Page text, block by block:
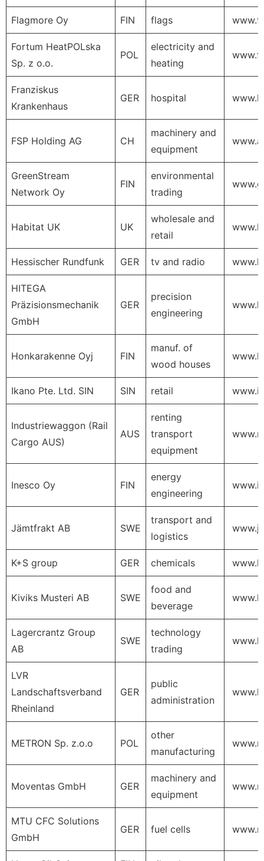
Flagmore Oy FIN flags
Fortum HeatPOLska
Sp. z o.o.
POL
electricity and
heating
Franziskus
Krankenhaus
GER hospital
FSP Holding AG CH
machinery and
equipment
GreenStream
Network Oy
FIN
environmental
trading
Habitat UK UK
wholesale and
retail
Hessischer Rundfunk GER tv and radio
HITEGA
Präzisionsmechanik
GmbH
GER
precision
engineering
Honkarakenne Oyj FIN
manuf. of
wood houses
Ikano Pte. Ltd. SIN SIN retail
Industriewaggon (Rail
Cargo AUS)
AUS
renting
transport
equipment
Inesco Oy FIN
energy
engineering
Jämtfrakt AB SWE
transport and
logistics
K+S group GER chemicals
Kiviks Musteri AB SWE
food and
beverage
Lagercrantz Group
AB
SWE
technology
trading
LVR
Landschaftsverband
Rheinland
GER
public
administration
METRON Sp. z.o.o POL
other
manufacturing
Moventas GmbH GER
machinery and
equipment
MTU CFC Solutions
GmbH
GER fuel cells